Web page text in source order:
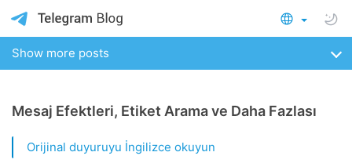
Show more posts
Mesaj Efektleri, Etiket Arama ve Daha Fazlası
Orijinal duyuruyu İngilizce okuyun